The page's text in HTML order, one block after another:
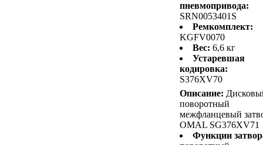
пневмопривода:
SRN0053401S
Ремкомплект:
KGFV0070
Вес: 6,6 кг
Устаревшая
кодировка:
S376XV70
Описание:
поворотный
межфланцевый
OMAL SG376XV71
Функции